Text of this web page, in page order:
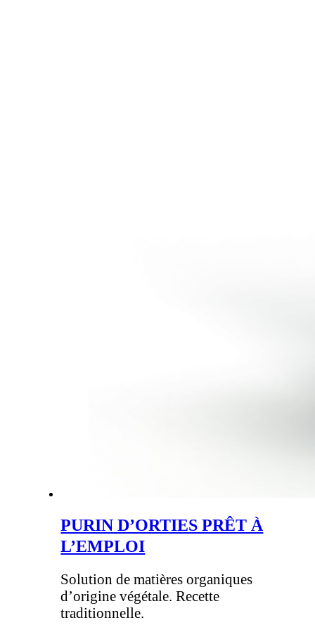
PURIN D’ORTIES PRÊT À
L’EMPLOI
Solution de matières organiques
d’origine végétale. Recette
traditionnelle.